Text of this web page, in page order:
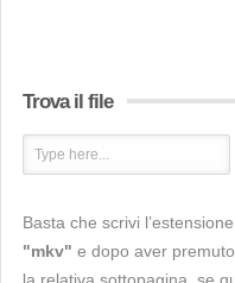
Trova il file
Basta che scrivi
"mkv" e dopo aver